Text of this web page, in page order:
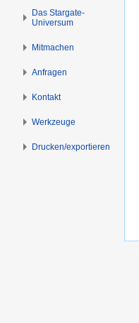
Das Stargate-
Universum
Mitmachen
Anfragen
Kontakt
Werkzeuge
Drucken/­exportieren